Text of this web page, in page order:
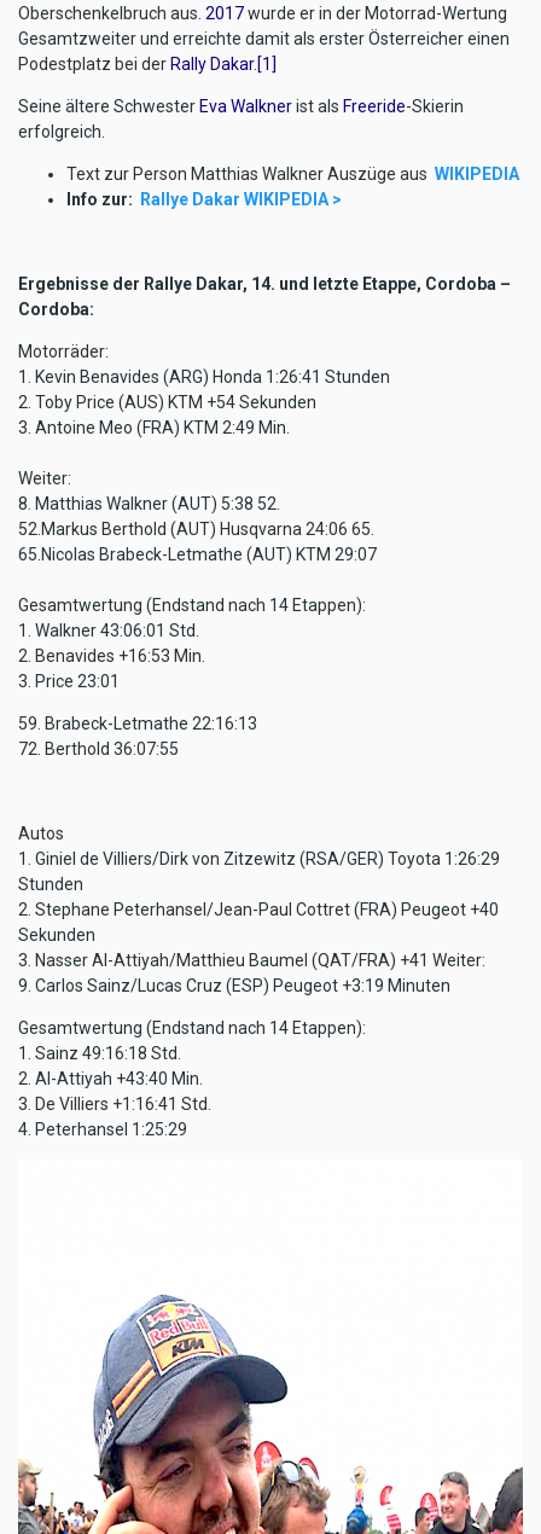
Oberschenkelbruch aus. 2017wurde er in der Motorrad-Wertung
Gesamtzweiter und erreichte damit als erster Österreicher einen
Podestplatz bei der Rally Dakar.[1]
Seine ältere Schwester Eva Walknerist als Freeride-Skierin
erfolgreich.
Text zur Person Matthias Walkner Auszüge aus WIKIPEDIA
Info zur:
Rallye Dakar WIKIPEDIA >
Ergebnisse der Rallye Dakar, 14. und letzte Etappe, Cordoba –
Cordoba:
Motorräder:
1. Kevin Benavides (ARG) Honda 1:26:41 Stunden
2. Toby Price (AUS) KTM +54 Sekunden
3. Antoine Meo (FRA) KTM 2:49 Min.
Weiter:
8. Matthias Walkner (AUT) 5:38 52.
52.Markus Berthold (AUT) Husqvarna 24:06 65.
65.Nicolas Brabeck-Letmathe (AUT) KTM 29:07
Gesamtwertung (Endstand nach 14 Etappen):
1. Walkner 43:06:01 Std.
2. Benavides +16:53 Min.
3. Price 23:01
59. Brabeck-Letmathe 22:16:13
72. Berthold 36:07:55
Autos
1. Giniel de Villiers/Dirk von Zitzewitz (RSA/GER) Toyota 1:26:29
Stunden
2. Stephane Peterhansel/Jean-Paul Cottret (FRA) Peugeot +40
Sekunden
3. Nasser Al-Attiyah/Matthieu Baumel (QAT/FRA) +41 Weiter:
9. Carlos Sainz/Lucas Cruz (ESP) Peugeot +3:19 Minuten
Gesamtwertung (Endstand nach 14 Etappen):
1. Sainz 49:16:18 Std.
2. Al-Attiyah +43:40 Min.
3. De Villiers +1:16:41 Std.
4. Peterhansel 1:25:29